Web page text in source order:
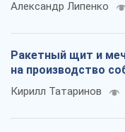
Александр Липенко
Ракетный щит и
на производство
Кирилл Татаринов